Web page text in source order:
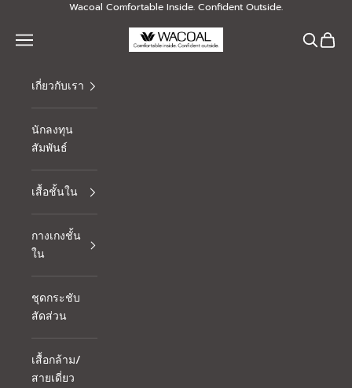
Skip to contentWacoal Comfortable Inside. Confident Outside.
Thai Wacoal Public Company Limited
Navigation menu Search
Cart
เกี่ยวกับเรา
นักลงทุน
สัมพันธ์
เสื้อชั้นใน
กางเกงชั้น
ใน
ชุดกระชับ
สัดส่วน
เสื้อกล้าม/
สายเดี่ยว